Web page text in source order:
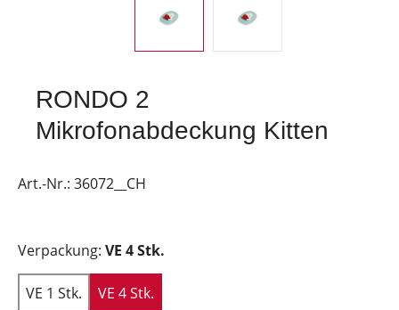
RONDO 2
Mikrofonabdeckung Kitten
Art.-Nr.: 36072__CH
Verpackung: VE 4 Stk.
VE 1 Stk. VE 4 Stk.